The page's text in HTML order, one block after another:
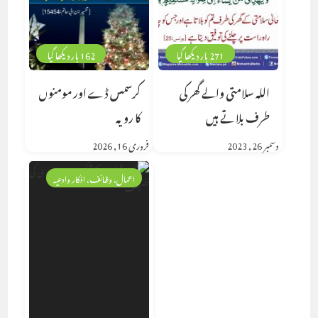
162 بار دیکھا گیا
کرسمس ڈے اور مومنوں
کا رویہ
فروری 16, 2026
271 بار دیکھا گیا
اللہ سلامتی والے گھر کی
طرف بلاتے ہیں
دسمبر 26, 2023
اعمال، وظائف، اذکار وادعیہ